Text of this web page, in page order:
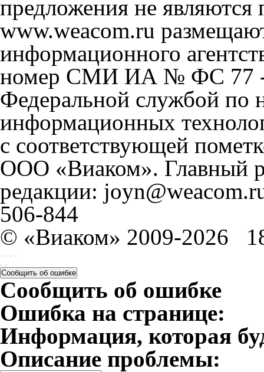
предложения не
www.weacom.ru
информационного
номер СМИ ИА № ФС 77 -
Федеральной службой по
информационных
с соответствующей
ООО «Виаком». Главный
редакции:
506-844
© «Виаком» 2009-2026
Сообщить об ошибке
Сообщить об ошибке
Ошибка на странице:
Информация, которая
Описание проблемы: